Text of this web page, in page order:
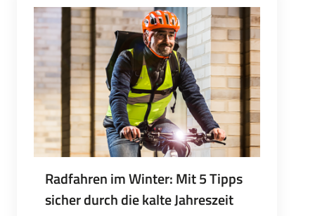
Radfahren im Winter: Mit 5 Tipps
sicher durch die kalte Jahreszeit